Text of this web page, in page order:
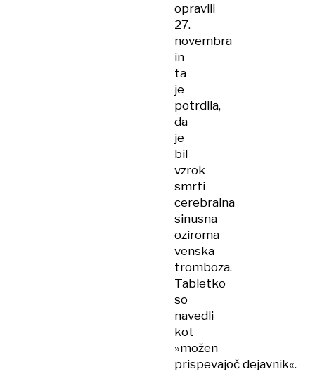
opravili
27.
novembra
in
ta
je
potrdila,
da
je
bil
vzrok
smrti
cerebralna
sinusna
oziroma
venska
tromboza.
Tabletko
so
navedli
kot
»možen
prispevajoč dejavnik«.